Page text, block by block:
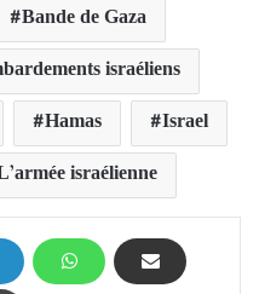
Bande de Gaza
israéliens
Hamas
Israel
israélienne